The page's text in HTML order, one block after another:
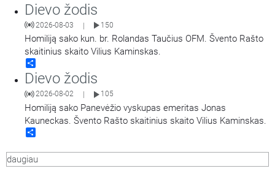
Dievo žodis
2026-08-03 | 150
Homiliją sako kun. br. Rolandas Taučius OFM. Švento Rašto
skaitinius skaito Vilius Kaminskas.
Dievo žodis
2026-08-02 105
Homiliją sako Panevėžio vyskupas emeritas Jonas
Kauneckas. Švento Rašto skaitinius skaito Vilius Kaminskas.
daugiau